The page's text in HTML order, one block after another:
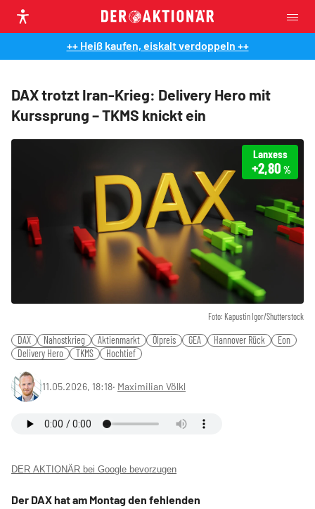
++ Heiß kaufen, eiskalt verdoppeln ++
DAX trotzt Iran-Krieg: Delivery Hero mit
Kurssprung – TKMS knickt ein
Foto: Kapustin Igor/Shutterstock
Lanxess
+2,80 %
DAX Nahostkrieg Aktienmarkt Ölpreis GEA Hannover Rück
Eon
Delivery Hero
TKMS Hochtief
11.05.2026, 18:18‧ Maximilian Völkl
DER AKTIONÄR bei Google bevorzugen
Der DAX hat am Montag den fehlenden